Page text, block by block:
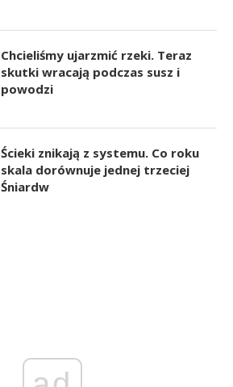
Chcieliśmy ujarzmić rzeki. Teraz
skutki wracają podczas susz i
powodzi
Ścieki znikają z systemu. Co roku
skala dorównuje jednej trzeciej
Śniardw